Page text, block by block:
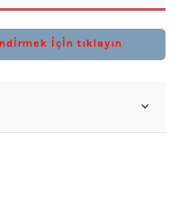
İçİn tıklayın